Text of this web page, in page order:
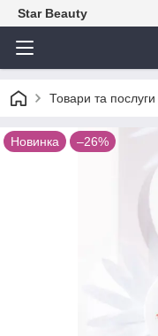
Star Beauty
Товари та послуги
Новинка –26%